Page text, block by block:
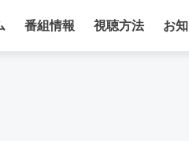
番組情報 視聴方法 お